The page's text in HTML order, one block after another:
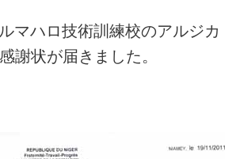
マハロ技術訓練校のアルジ
謝状が届きました。